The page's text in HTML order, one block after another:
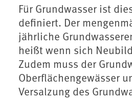
Für Grundwasser ist
definiert. Der
jährliche
heißt wenn sich
Zudem muss der
Oberflächengewässer
Versalzung des